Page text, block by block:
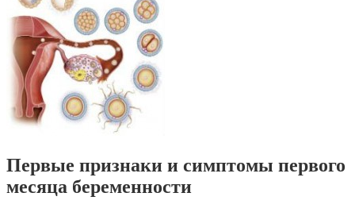
Первые признаки и симптомы первого
месяца беременности